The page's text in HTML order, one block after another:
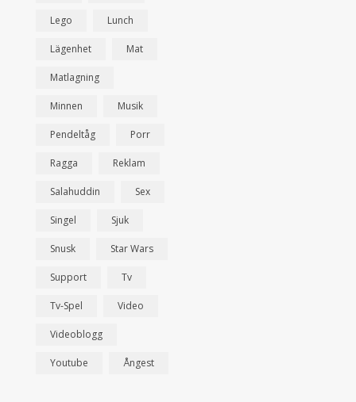
Lego Lunch
Lägenhet Mat
Matlagning
Minnen Musik
Pendeltåg Porr
Ragga Reklam
Salahuddin Sex
Singel Sjuk
Snusk Star Wars
Support Tv
Tv-Spel Video
Videoblogg
Youtube Ångest